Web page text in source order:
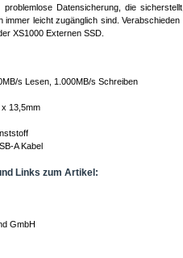
Datensicherung, die
immer leicht zugänglich sind.
XS1000 Externen SSD.
s Lesen, 1.000MB/s Schreiben
13,5mm
A Kabel
Links zum Artikel:
GmbH